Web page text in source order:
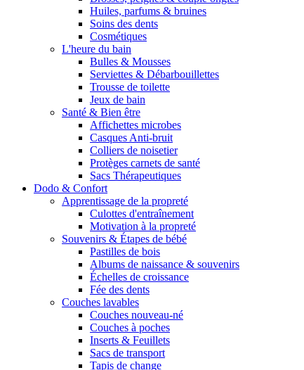
Huiles, parfums & bruines
Soins des dents
Cosmétiques
L'heure du bain
Bulles & Mousses
Serviettes & Débarbouillettes
Trousse de toilette
Jeux de bain
Santé & Bien être
Affichettes microbes
Casques Anti-bruit
Colliers de noisetier
Protèges carnets de santé
Sacs Thérapeutiques
Dodo & Confort
Apprentissage de la propreté
Culottes d'entraînement
Motivation à la propreté
Souvenirs & Étapes de bébé
Pastilles de bois
Albums de naissance & souvenirs
Échelles de croissance
Fée des dents
Couches lavables
Couches nouveau-né
Couches à poches
Inserts & Feuillets
Sacs de transport
Tapis de change